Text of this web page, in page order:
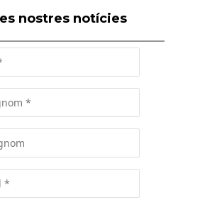
nostres notícies